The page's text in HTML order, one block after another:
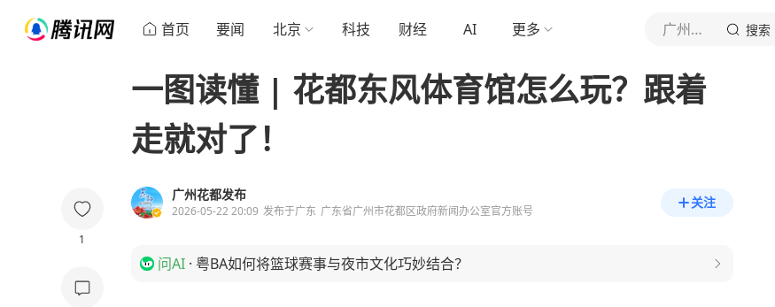
首页 要闻 北京 科技 财经 AI 更多 广州花都发布 搜索
1
一图读懂 | 花都东风体育馆怎么玩？跟着
走就对了！
广州花都发布
2026-05-22 20:09 发布于广东 广东省广州市花都区政府新闻办公室官方账号
关注
问AI · 粤BA如何将篮球赛事与夜市文化巧妙结合？